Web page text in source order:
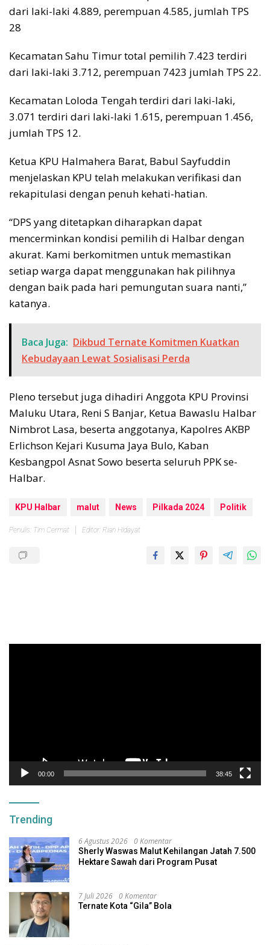
dari laki-laki 4.889, perempuan 4.585, jumlah TPS
28
Kecamatan Sahu Timur total pemilih 7.423 terdiri
dari laki-laki 3.712, perempuan 7423 jumlah TPS 22.
Kecamatan Loloda Tengah terdiri dari laki-laki,
3.071 terdiri dari laki-laki 1.615, perempuan 1.456,
jumlah TPS 12.
Ketua KPU Halmahera Barat, Babul Sayfuddin
menjelaskan KPU telah melakukan verifikasi dan
rekapitulasi dengan penuh kehati-hatian.
“DPS yang ditetapkan diharapkan dapat
mencerminkan kondisi pemilih di Halbar dengan
akurat. Kami berkomitmen untuk memastikan
setiap warga dapat menggunakan hak pilihnya
dengan baik pada hari pemungutan suara nanti,”
katanya.
Baca Juga: Dikbud Ternate Komitmen Kuatkan
Kebudayaan Lewat Sosialisasi Perda
Pleno tersebut juga dihadiri Anggota KPU Provinsi
Maluku Utara, Reni S Banjar, Ketua Bawaslu Halbar
Nimbrot Lasa, beserta anggotanya, Kapolres AKBP
Erlichson Kejari Kusuma Jaya Bulo, Kaban
Kesbangpol Asnat Sowo beserta seluruh PPK se-
Halbar.
KPU Halbar malut News Pilkada 2024 Politik
Penulis: Tim Cermat Editor: Rian Hidayat
00:00 38:45
Trending
6 Agustus 2026 0 Komentar
Sherly Waswas Malut Kehilangan Jatah 7.500
Hektare Sawah dari Program Pusat
7 Juli 2026 0 Komentar
Ternate Kota “Gila” Bola